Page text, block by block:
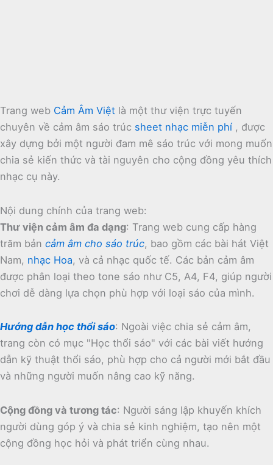
Trang web Cảm Âm Việt là một thư viện trực tuyến
chuyên về cảm âm sáo trúc sheet nhạc miễn phí , được
xây dựng bởi một người đam mê sáo trúc với mong muốn
chia sẻ kiến thức và tài nguyên cho cộng đồng yêu thích
nhạc cụ này.
Nội dung chính của trang web:
Thư viện cảm âm đa dạng: Trang web cung cấp hàng
trăm bản cảm âm cho sáo trúc, bao gồm các bài hát Việt
Nam, nhạc Hoa, và cả nhạc quốc tế. Các bản cảm âm
được phân loại theo tone sáo như C5, A4, F4, giúp người
chơi dễ dàng lựa chọn phù hợp với loại sáo của mình.
Hướng dẫn học thổi sáo: Ngoài việc chia sẻ cảm âm,
trang còn có mục "Học thổi sáo" với các bài viết hướng
dẫn kỹ thuật thổi sáo, phù hợp cho cả người mới bắt đầu
và những người muốn nâng cao kỹ năng.
Cộng đồng và tương tác: Người sáng lập khuyến khích
người dùng góp ý và chia sẻ kinh nghiệm, tạo nên một
cộng đồng học hỏi và phát triển cùng nhau.